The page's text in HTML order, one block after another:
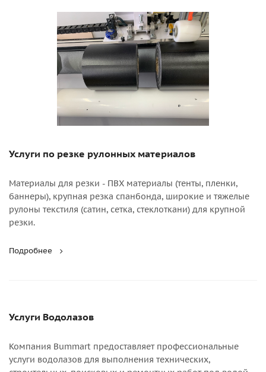
Услуги по резке рулонных материалов
Материалы для резки - ПВХ материалы (тенты, пленки,
баннеры), крупная резка спанбонда, широкие и тяжелые
рулоны текстиля (сатин, сетка, стеклоткани) для крупной
резки.
Подробнее
Услуги Водолазов
Компания Bummart предоставляет профессиональные
услуги водолазов для выполнения технических,